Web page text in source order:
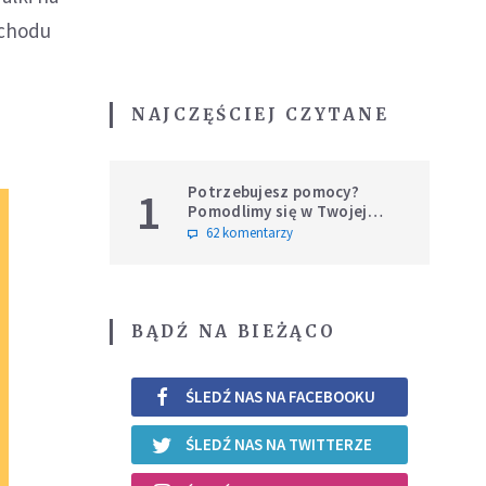
NAJCZĘŚCIEJ CZYTANE
1
Potrzebujesz pomocy?
Pomodlimy się w Twojej
intencji
62 komentarzy
BĄDŹ NA BIEŻĄCO
ŚLEDŹ NAS NA FACEBOOKU
ŚLEDŹ NAS NA TWITTERZE